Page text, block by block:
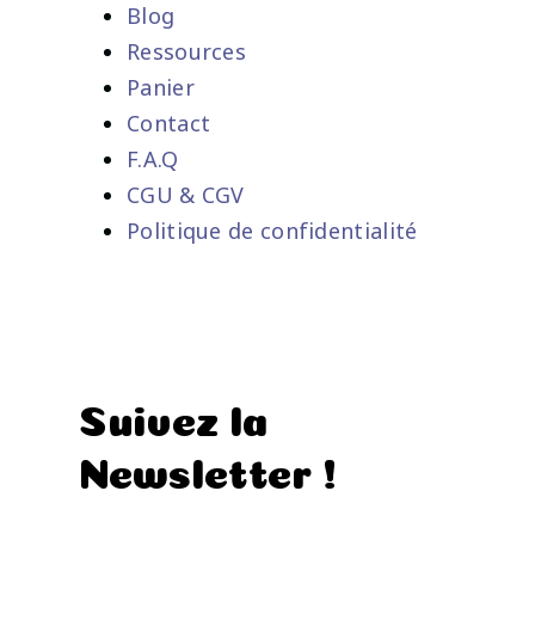
Blog
Ressources
Panier
Contact
F.A.Q
CGU & CGV
Politique de confidentialité
Suivez la
Newsletter !